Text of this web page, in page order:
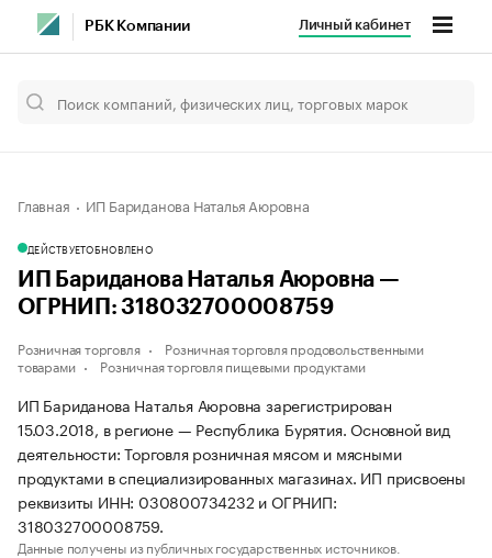
РБК Компании Личный кабинет
Главная ИП Бариданова Наталья Аюровна
ДЕЙСТВУЕТОБНОВЛЕНО
ИП Бариданова Наталья Аюровна —
ОГРНИП: 318032700008759
Розничная торговля
Розничная торговля продовольственными
товарами
Розничная торговля пищевыми продуктами
ИП Бариданова Наталья Аюровна зарегистрирован
15.03.2018, в регионе — Республика Бурятия. Основной вид
деятельности: Торговля розничная мясом и мясными
продуктами в специализированных магазинах. ИП присвоены
реквизиты ИНН: 030800734232 и ОГРНИП:
318032700008759.
Данные получены из публичных государственных источников.